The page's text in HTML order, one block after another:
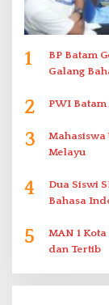
1
BP Batam
Galang
2 PWI
3
Melayu
4
Dua Siswi
Bahasa
5
MAN 1
dan Tertib